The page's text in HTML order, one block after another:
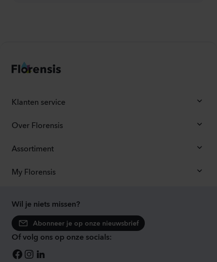
Klanten service
Over Florensis
Assortiment
My Florensis
Wil je niets missen?
Abonneer je op onze nieuwsbrief
Of volg ons op onze socials: